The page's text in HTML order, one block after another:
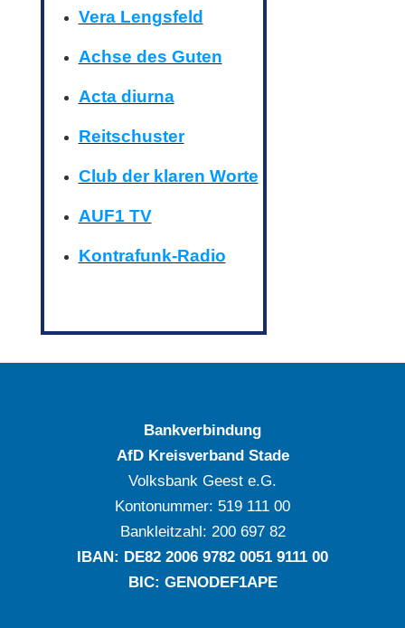
Vera Lengsfeld
Achse des Guten
Acta diurna
Reitschuster
Club der klaren Worte
AUF1 TV
Kontrafunk-Radio
Bankverbindung
AfD Kreisverband Stade
Volksbank Geest e.G.
Kontonummer: ‍519 111 00
Bankleitzahl: ‍200 697 82
IBAN: DE‍82 ‍2006 ‍9782 ‍0051 ‍9111 ‍00
BIC: GENODEF1APE